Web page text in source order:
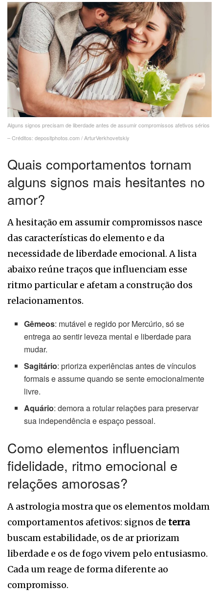
Alguns signos precisam de liberdade antes de assumir compromissos afetivos sérios
– Créditos: depositphotos.com / ArturVerkhovetskiy
Quais comportamentos tornam
alguns signos mais hesitantes no
amor?
A hesitação em assumir compromissos nasce
das características do elemento e da
necessidade de liberdade emocional. A lista
abaixo reúne traços que influenciam esse
ritmo particular e afetam a construção dos
relacionamentos.
Gêmeos: mutável e regido por Mercúrio, só se
entrega ao sentir leveza mental e liberdade para
mudar.
Sagitário: prioriza experiências antes de vínculos
formais e assume quando se sente emocionalmente
livre.
Aquário: demora a rotular relações para preservar
sua independência e espaço pessoal.
Como elementos influenciam
fidelidade, ritmo emocional e
relações amorosas?
A astrologia mostra que os elementos moldam
comportamentos afetivos: signos de terra
buscam estabilidade, os de ar priorizam
liberdade e os de fogo vivem pelo entusiasmo.
Cada um reage de forma diferente ao
compromisso.